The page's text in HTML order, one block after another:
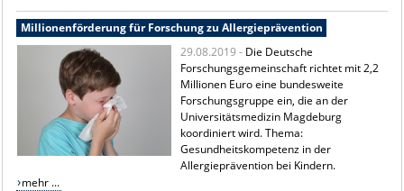
Millionenförderung für Forschung zu Allergieprävention
29.08.2019 - Die Deutsche
Forschungsgemeinschaft richtet mit 2,2
Millionen Euro eine bundesweite
Forschungsgruppe ein, die an der
Universitätsmedizin Magdeburg
koordiniert wird. Thema:
Gesundheitskompetenz in der
Allergieprävention bei Kindern.
mehr ...